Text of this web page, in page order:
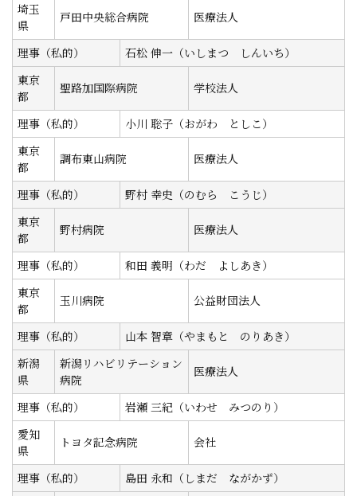
埼玉
県
戸田中央総合病院 医療法人
理事（私的）
石松 伸一（いしまつ しんいち）
東京
都
聖路加国際病院 学校法人
理事（私的）
小川 聡子（おがわ としこ）
東京
都
調布東山病院 医療法人
理事（私的）
野村 幸史（のむら こうじ）
東京
都
野村病院 医療法人
理事（私的）
和田 義明（わだ よしあき）
東京
都
玉川病院 公益財団法人
理事（私的）
山本 智章（やまもと のりあき）
新潟
県
新潟リハビリテーション
病院
医療法人
理事（私的）
岩瀬 三紀（いわせ みつのり）
愛知
県
トヨタ記念病院 会社
理事（私的）
島田 永和（しまだ ながかず）